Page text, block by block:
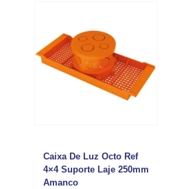
Caixa De Luz Octo Ref
4×4 Suporte Laje 250mm
Amanco